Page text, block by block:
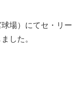
場）にてセ・リー
した。